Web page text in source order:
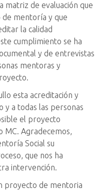
matriz de evaluación que
mentoría y que
la calidad
cumplimiento se ha
y de entrevistas
mentoras y
esta acreditación y
y a todas las personas
el proyecto
MC. Agradecemos,
Social su
que nos ha
intervención.
proyecto de mentoria